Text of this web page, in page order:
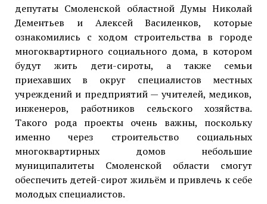
депутаты Смоленской областной Думы Николай
Дементьев и Алексей Василенков, которые
ознакомились с ходом строительства в городе
многоквартирного социального дома, в котором
будут жить дети-сироты, а также семьи
приехавших в округ специалистов местных
учреждений и предприятий — учителей, медиков,
инженеров, работников сельского хозяйства.
Такого рода проекты очень важны, поскольку
именно через строительство социальных
многоквартирных домов небольшие
муниципалитеты Смоленской области смогут
обеспечить детей-сирот жильём и привлечь к себе
молодых специалистов.